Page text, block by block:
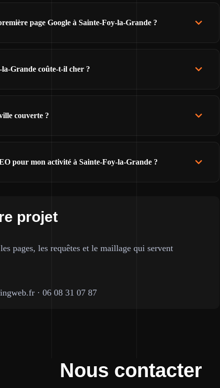
page Google à Sainte-Foy-la-Grande ?
Grande coûte-t-il cher ?
couverte ?
pour mon activité à Sainte-Foy-la-Grande ?
projet
pages, les requêtes et le maillage qui servent
· 06 08 31 07 87
Nous contacter